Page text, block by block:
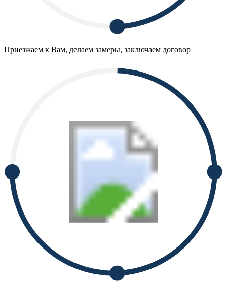
Приезжаем к Вам, делаем замеры, заключаем договор